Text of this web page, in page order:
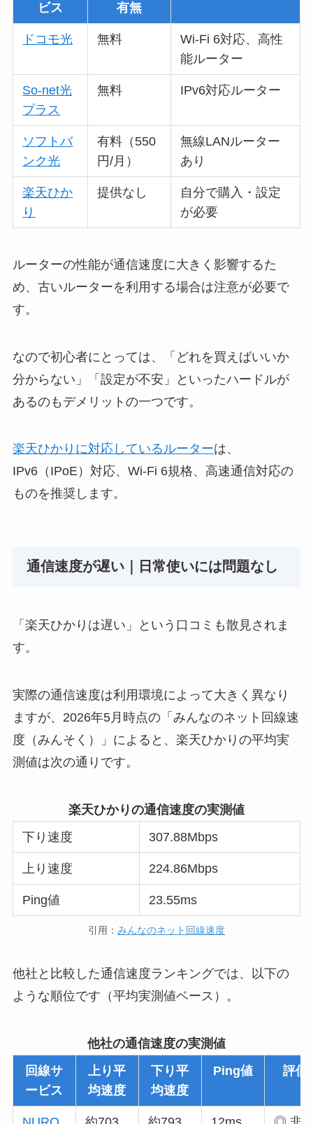
ビス 有無
ドコモ光 無料
Wi-Fi 6対応、高性
能ルーター
So-net光
プラス
無料 IPv6対応ルーター
ソフトバ
ンク光
有料（550
円/月）
無線LANルーター
あり
楽天ひか
り
提供なし
自分で購入・設定
が必要
ルーターの性能が通信速度に大きく影響するた
め、古いルーターを利用する場合は注意が必要で
す。
なので初心者にとっては、「どれを買えばいいか
分からない」「設定が不安」といったハードルが
あるのもデメリットの一つです。
楽天ひかりに対応しているルーターは、
IPv6（IPoE）対応、Wi-Fi 6規格、高速通信対応の
ものを推奨します。
通信速度が遅い｜日常使いには問題なし
「楽天ひかりは遅い」という口コミも散見されま
す。
実際の通信速度は利用環境によって大きく異なり
ますが、2026年5月時点の「みんなのネット回線速
度（みんそく）」によると、楽天ひかりの平均実
測値は次の通りです。
楽天ひかりの通信速度の実測値
下り速度
307.88Mbps
上り速度 224.86Mbps
Ping値 23.55ms
引用： みんなのネット回線速度
他社と比較した通信速度ランキングでは、以下の
ような順位です（平均実測値ベース）。
他社の通信速度の実測値
回線サ
ービス
上り平
均速度
下り平
均速度
Ping値 評価